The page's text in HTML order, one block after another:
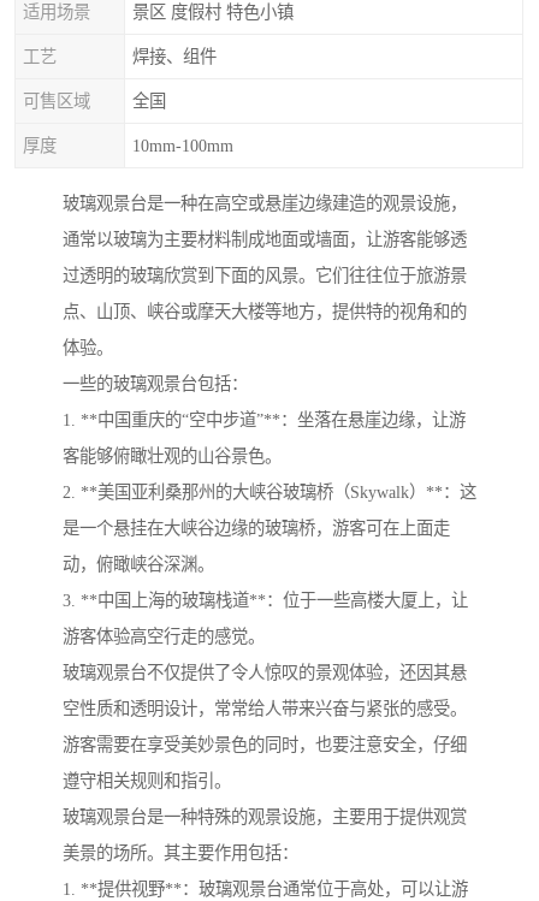
适用场景 景区 度假村 特色小镇
工艺 焊接、组件
可售区域 全国
厚度 10mm-100mm
玻璃观景台是一种在高空或悬崖边缘建造的观景设施，
通常以玻璃为主要材料制成地面或墙面，让游客能够透
过透明的玻璃欣赏到下面的风景。它们往往位于旅游景
点、山顶、峡谷或摩天大楼等地方，提供特的视角和的
体验。
一些的玻璃观景台包括：
1. **中国重庆的“空中步道”**：坐落在悬崖边缘，让游
客能够俯瞰壮观的山谷景色。
2. **美国亚利桑那州的大峡谷玻璃桥（Skywalk）**：这
是一个悬挂在大峡谷边缘的玻璃桥，游客可在上面走
动，俯瞰峡谷深渊。
3. **中国上海的玻璃栈道**：位于一些高楼大厦上，让
游客体验高空行走的感觉。
玻璃观景台不仅提供了令人惊叹的景观体验，还因其悬
空性质和透明设计，常常给人带来兴奋与紧张的感受。
游客需要在享受美妙景色的同时，也要注意安全，仔细
遵守相关规则和指引。
玻璃观景台是一种特殊的观景设施，主要用于提供观赏
美景的场所。其主要作用包括：
1. **提供视野**：玻璃观景台通常位于高处，可以让游